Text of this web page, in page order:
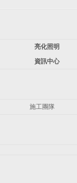
亮化照明
資訊中心
施工團隊